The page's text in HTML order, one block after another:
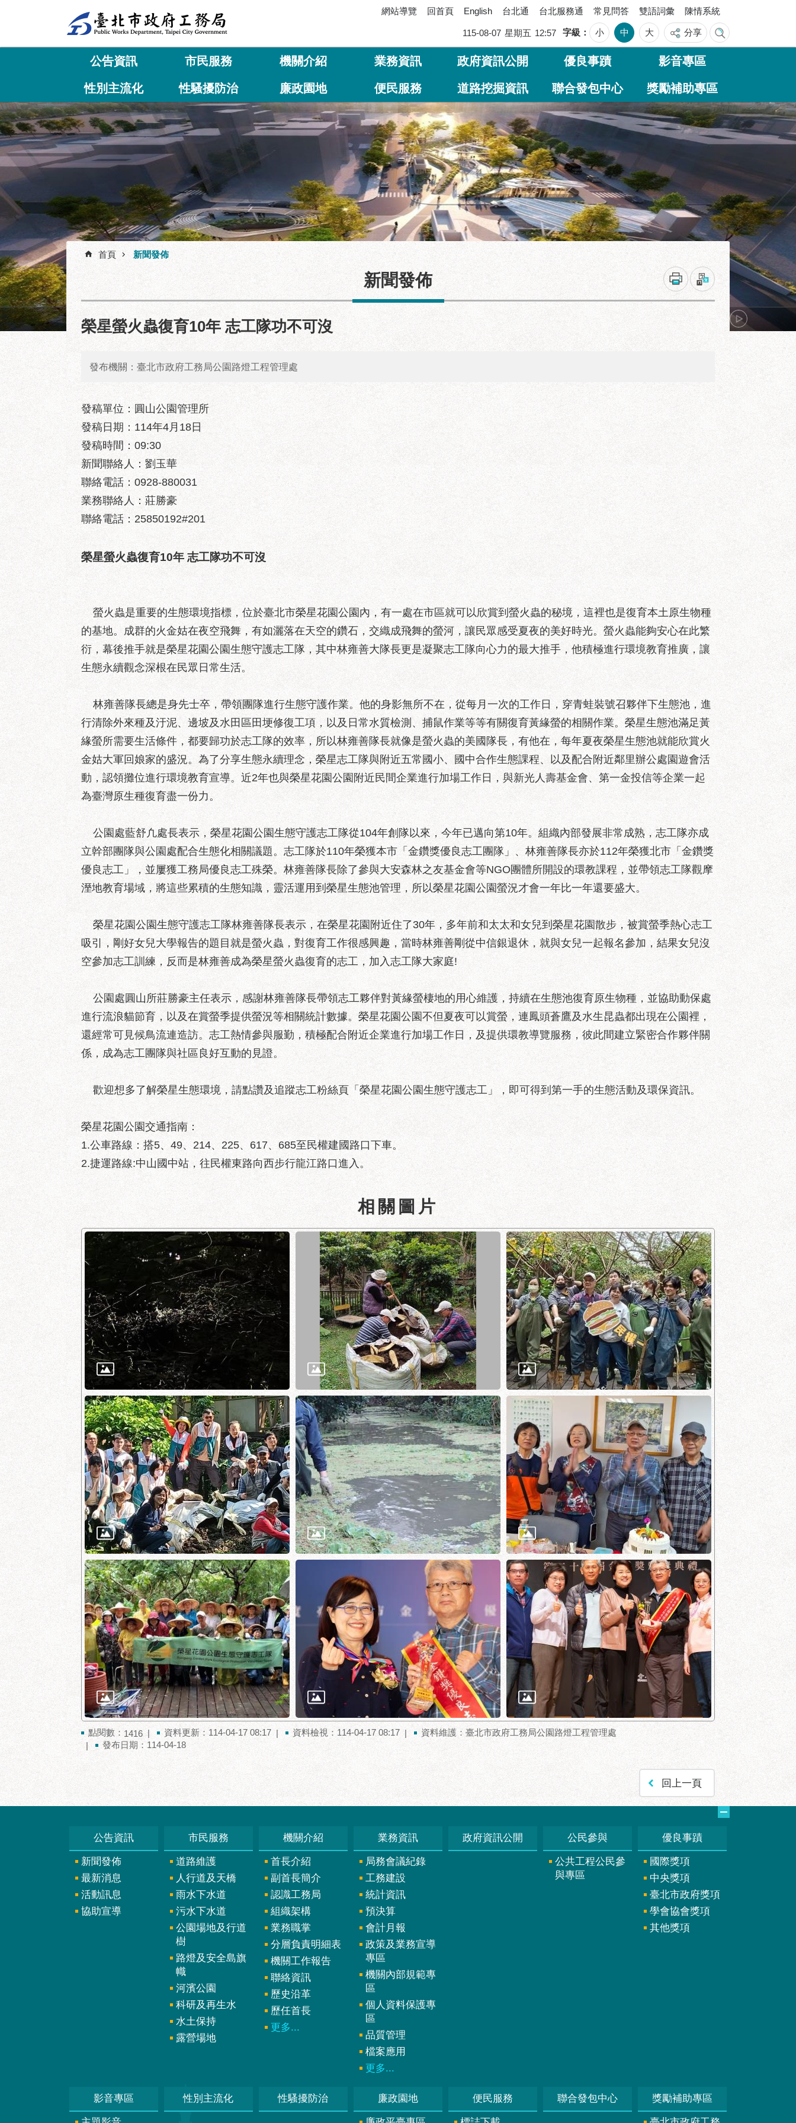
網站導覽 回首頁 English 台北通 台北服務通 常見問答 雙語詞彙 陳情系統
115-08-07 星期五 12:57 字級 小 中 大 分享
公告資訊 市民服務 機關介紹 業務資訊 政府資訊公開 優良事蹟 影音專區
性別主流化 性騷擾防治 廉政園地 便民服務 道路挖掘資訊 聯合發包中心 獎勵補助專區
成功市場地面層建築透視圖
首頁 新聞發佈
新聞發佈
榮星螢火蟲復育10年 志工隊功不可沒
發布機關：臺北市政府工務局公園路燈工程管理處
發稿單位：圓山公園管理所
發稿日期：114年4月18日
發稿時間：09:30
新聞聯絡人：劉玉華
聯絡電話：0928-880031
業務聯絡人：莊勝豪
聯絡電話：25850192#201
榮星螢火蟲復育10年 志工隊功不可沒
螢火蟲是重要的生態環境指標，位於臺北市榮星花園公園內，有一處在市區就可以欣賞到螢火蟲的秘境，這裡也是復育本土原生物種
的基地。成群的火金姑在夜空飛舞，有如灑落在天空的鑽石，交織成飛舞的螢河，讓民眾感受夏夜的美好時光。螢火蟲能夠安心在此繁
衍，幕後推手就是榮星花園公園生態守護志工隊，其中林雍善大隊長更是凝聚志工隊向心力的最大推手，他積極進行環境教育推廣，讓
生態永續觀念深根在民眾日常生活。
林雍善隊長總是身先士卒，帶領團隊進行生態守護作業。他的身影無所不在，從每月一次的工作日，穿青蛙裝號召夥伴下生態池，進
行清除外來種及汙泥、邊坡及水田區田埂修復工項，以及日常水質檢測、捕鼠作業等等有關復育黃緣螢的相關作業。榮星生態池滿足黃
緣螢所需要生活條件，都要歸功於志工隊的效率，所以林雍善隊長就像是螢火蟲的美國隊長，有他在，每年夏夜榮星生態池就能欣賞火
金姑大軍回娘家的盛況。為了分享生態永續理念，榮星志工隊與附近五常國小、國中合作生態課程、以及配合附近鄰里辦公處園遊會活
動，認領攤位進行環境教育宣導。近2年也與榮星花園公園附近民間企業進行加場工作日，與新光人壽基金會、第一金投信等企業一起
為臺灣原生種復育盡一份力。
公園處藍舒凢處長表示，榮星花園公園生態守護志工隊從104年創隊以來，今年已邁向第10年。組織內部發展非常成熟，志工隊亦成
立幹部團隊與公園處配合生態化相關議題。志工隊於110年榮獲本市「金鑽獎優良志工團隊」、林雍善隊長亦於112年榮獲北市「金鑽獎
優良志工」，並屢獲工務局優良志工殊榮。林雍善隊長除了參與大安森林之友基金會等NGO團體所開設的環教課程，並帶領志工隊觀摩
溼地教育場域，將這些累積的生態知識，靈活運用到榮星生態池管理，所以榮星花園公園螢況才會一年比一年還要盛大。
榮星花園公園生態守護志工隊林雍善隊長表示，在榮星花園附近住了30年，多年前和太太和女兒到榮星花園散步，被賞螢季熱心志工
吸引，剛好女兒大學報告的題目就是螢火蟲，對復育工作很感興趣，當時林雍善剛從中信銀退休，就與女兒一起報名參加，結果女兒沒
空參加志工訓練，反而是林雍善成為榮星螢火蟲復育的志工，加入志工隊大家庭!
公園處圓山所莊勝豪主任表示，感謝林雍善隊長帶領志工夥伴對黃緣螢棲地的用心維護，持續在生態池復育原生物種，並協助動保處
進行流浪貓節育，以及在賞螢季提供螢況等相關統計數據。榮星花園公園不但夏夜可以賞螢，連鳳頭蒼鷹及水生昆蟲都出現在公園裡，
還經常可見候鳥流連造訪。志工熱情參與服勤，積極配合附近企業進行加場工作日，及提供環教導覽服務，彼此間建立緊密合作夥伴關
係，成為志工團隊與社區良好互動的見證。
歡迎想多了解榮星生態環境，請點讚及追蹤志工粉絲頁「榮星花園公園生態守護志工」，即可得到第一手的生態活動及環保資訊。
榮星花園公園交通指南：
1.公車路線：搭5、49、214、225、617、685至民權建國路口下車。
2.捷運路線:中山國中站，往民權東路向西步行龍江路口進入。
相關圖片
點閱數： 1416 資料更新：114-04-17 08:17 資料檢視：114-04-17 08:17
資料維護：臺北市政府工務局公園路燈工程管理處
發布日期：114-04-18
回上一頁
公告資訊
新聞發佈
最新消息
活動訊息
協助宣導
市民服務
道路維護
人行道及天橋
雨水下水道
污水下水道
公園場地及行道
樹
路燈及安全島旗
幟
河濱公園
科研及再生水
水土保持
露營場地
機關介紹
首長介紹
副首長簡介
認識工務局
組織架構
業務職掌
分層負責明細表
機關工作報告
聯絡資訊
歷史沿革
歷任首長
更多...
業務資訊
局務會議紀錄
工務建設
統計資訊
預決算
會計月報
政策及業務宣導
專區
機關內部規範專
區
個人資料保護專
區
品質管理
檔案應用
更多...
政府資訊公開 公民參與
公共工程公民參
與專區
優良事蹟
國際獎項
中央獎項
臺北市政府獎項
學會協會獎項
其他獎項
影音專區 性別主流化 性騷擾防治 廉政園地 便民服務 聯合發包中心 獎勵補助專區